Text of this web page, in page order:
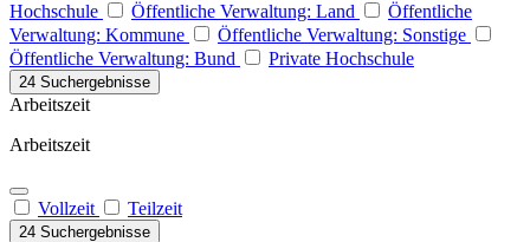
Hochschule
Öffentliche Verwaltung: Land
Öffentliche
Verwaltung: Kommune
Öffentliche Verwaltung: Sonstige
Öffentliche Verwaltung: Bund
Private Hochschule
24 Suchergebnisse
Arbeitszeit
Arbeitszeit
Vollzeit Teilzeit
24 Suchergebnisse